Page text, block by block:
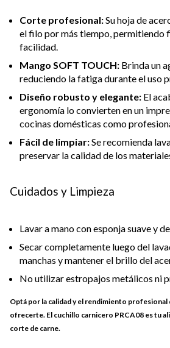
Corte profesional:Su hoja de
el filo por más tiempo, permitiendo
facilidad.
Mango SOFT TOUCH: Brinda un
reduciendo la fatiga durante el uso
Diseño robusto y elegante: El
ergonomía lo convierten en un
cocinas domésticas como
Fácil de limpiar:Se recomienda
preservar la calidad de los
Cuidados y Limpieza
Lavar a mano con esponja suave y
Secar completamente luego del
manchas y mantener el brillo del
No utilizar estropajos metálicos ni
Optá por la calidad y el rendimiento
ofrecerte. El cuchillo carnicero PRCA08 es tu
corte de carne.